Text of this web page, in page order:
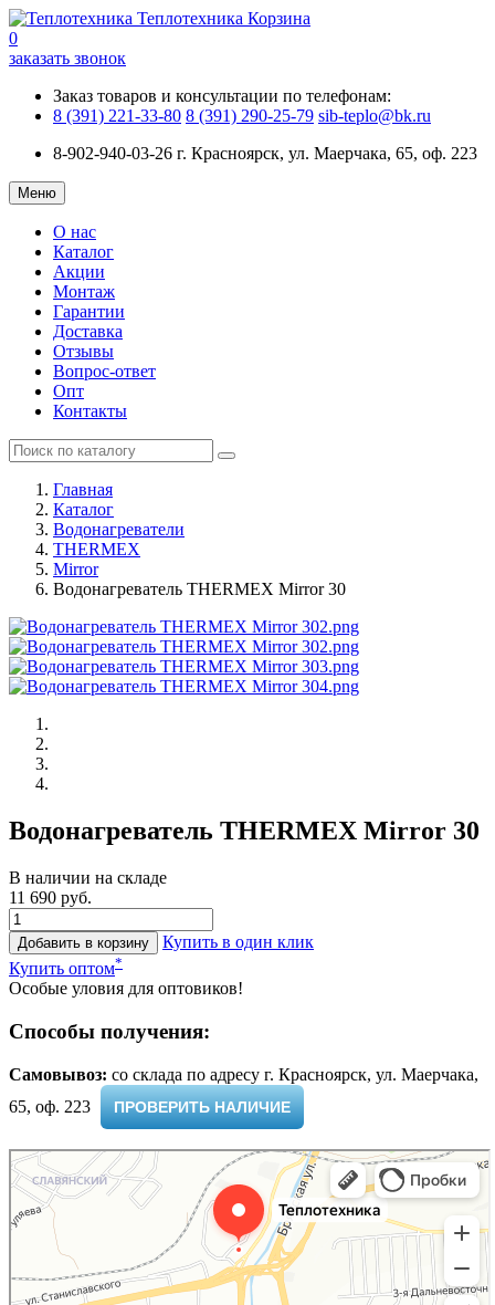
Теплотехника Корзина
0
заказать звонок
Заказ товаров и консультации по телефонам:
8 (391) 221-33-80 8 (391) 290-25-79 sib-teplo@bk.ru
8-902-940-03-26 г. Красноярск, ул. Маерчака, 65, оф. 223
Меню
О нас
Каталог
Акции
Монтаж
Гарантии
Доставка
Отзывы
Вопрос-ответ
Опт
Контакты
Главная
Каталог
Водонагреватели
THERMEX
Mirror
Водонагреватель THERMEX Mirror 30
Водонагреватель THERMEX Mirror 30
В наличии на складе
11 690 руб.
Добавить в корзину
Купить в один клик
Купить оптом*
Особые уловия для оптовиков!
Способы получения:
Самовывоз: cо склада по адресу г. Красноярск, ул. Маерчака,
65, оф. 223 ​
ПРОВЕРИТЬ НАЛИЧИЕ